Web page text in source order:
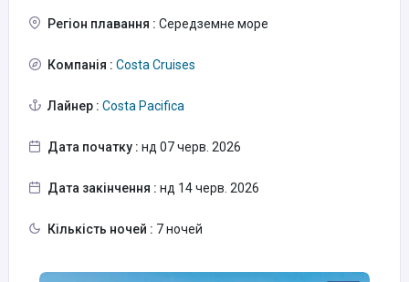
Регіон плавання : Середземне море
Компанія : Costa Cruises
Лайнер : Costa Pacifica
Дата початку : нд 07 черв. 2026
Дата закінчення : нд 14 черв. 2026
Кількість ночей : 7 ночей